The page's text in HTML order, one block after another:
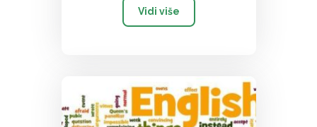
Vidi više